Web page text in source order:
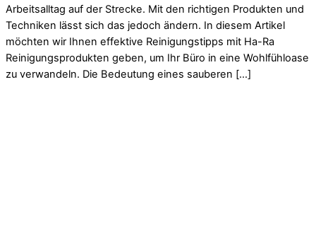
Arbeitsalltag auf der Strecke. Mit den richtigen Produkten und
Techniken lässt sich das jedoch ändern. In diesem Artikel
möchten wir Ihnen effektive Reinigungstipps mit Ha-Ra
Reinigungsprodukten geben, um Ihr Büro in eine Wohlfühloase
zu verwandeln. Die Bedeutung eines sauberen […]